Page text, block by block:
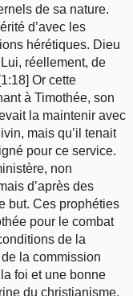
de sa nature.
d’avec les
hérétiques. Dieu
réellement, de
Or cette
à Timothée, son
la maintenir avec
mais qu’il tenait
pour ce service.
non
d’après des
but. Ces prophéties
pour le combat
de la
la commission
foi et une bonne
du christianisme,